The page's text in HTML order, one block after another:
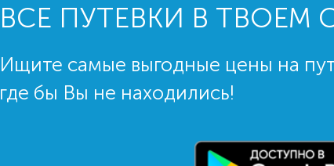
ВСЕ ПУТЕВКИ В ТВОЕМ
Ищите самые выгодные цены на
где бы Вы не находились!